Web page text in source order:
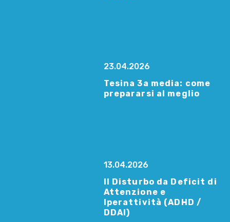
23.04.2026
Tesina 3a media: come
prepararsi al meglio
13.04.2026
Il Disturbo da Deficit di
Attenzione e
Iperattività (ADHD /
DDAI)